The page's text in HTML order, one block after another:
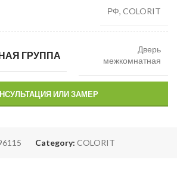
РФ, COLORIT
ГРУППА
Дверь
межкомнатная
ИЛИ ЗАМЕР
Category: COLORIT